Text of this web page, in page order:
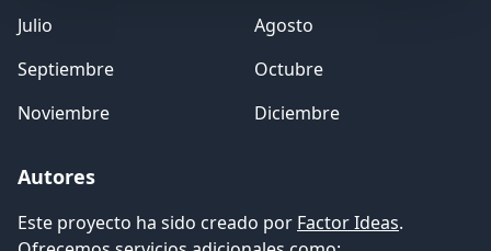
Julio
Agosto
Septiembre
Octubre
Noviembre
Diciembre
Autores
Este proyecto ha sido creado por Factor Ideas.